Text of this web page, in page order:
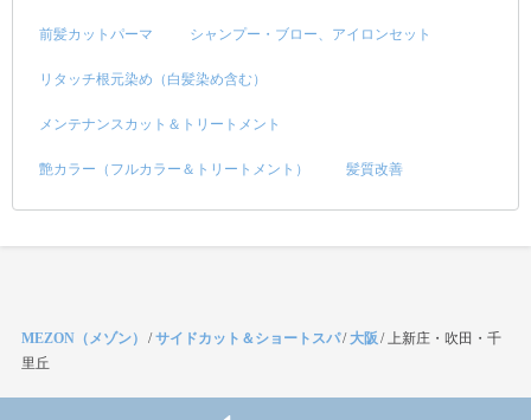
前髪カットパーマ シャンプー・ブロー、アイロンセット
リタッチ根元染め（白髪染め含む）
メンテナンスカット＆トリートメント
艶カラー（フルカラー＆トリートメント） 髪質改善
MEZON（メゾン） /サイドカット＆ショートスパ/大阪 / 上新庄・吹田・千
里丘